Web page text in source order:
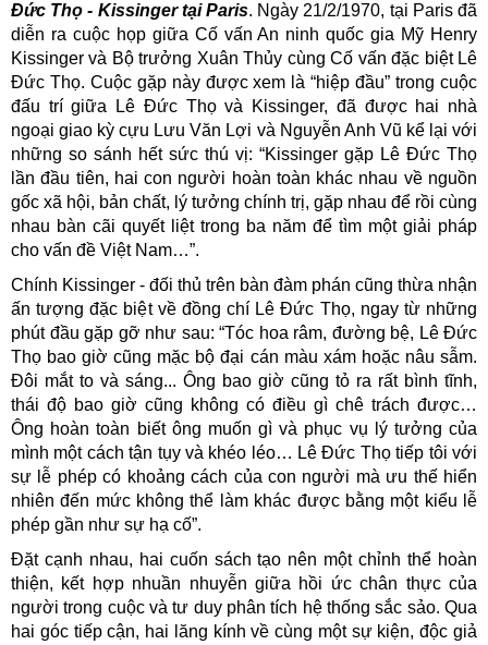
Đức Thọ - Kissinger tại Paris. Ngày 21/2/1970, tại Paris đã
diễn ra cuộc họp giữa Cố vấn An ninh quốc gia Mỹ Henry
Kissinger và Bộ trưởng Xuân Thủy cùng Cố vấn đặc biệt Lê
Đức Thọ. Cuộc gặp này được xem là “hiệp đầu” trong cuộc
đấu trí giữa Lê Đức Thọ và Kissinger, đã được hai nhà
ngoại giao kỳ cựu Lưu Văn Lợi và Nguyễn Anh Vũ kể lại với
những so sánh hết sức thú vị: “Kissinger gặp Lê Đức Thọ
lần đầu tiên, hai con người hoàn toàn khác nhau về nguồn
gốc xã hội, bản chất, lý tưởng chính trị, gặp nhau để rồi cùng
nhau bàn cãi quyết liệt trong ba năm để tìm một giải pháp
cho vấn đề Việt Nam…”.
Chính Kissinger - đối thủ trên bàn đàm phán cũng thừa nhận
ấn tượng đặc biệt về đồng chí Lê Đức Thọ, ngay từ những
phút đầu gặp gỡ như sau: “Tóc hoa râm, đường bệ, Lê Đức
Thọ bao giờ cũng mặc bộ đại cán màu xám hoặc nâu sẫm.
Đôi mắt to và sáng... Ông bao giờ cũng tỏ ra rất bình tĩnh,
thái độ bao giờ cũng không có điều gì chê trách được…
Ông hoàn toàn biết ông muốn gì và phục vụ lý tưởng của
mình một cách tận tụy và khéo léo… Lê Đức Thọ tiếp tôi với
sự lễ phép có khoảng cách của con người mà ưu thế hiển
nhiên đến mức không thể làm khác được bằng một kiểu lễ
phép gần như sự hạ cố”.
Đặt cạnh nhau, hai cuốn sách tạo nên một chỉnh thể hoàn
thiện, kết hợp nhuần nhuyễn giữa hồi ức chân thực của
người trong cuộc và tư duy phân tích hệ thống sắc sảo. Qua
hai góc tiếp cận, hai lăng kính về cùng một sự kiện, độc giả